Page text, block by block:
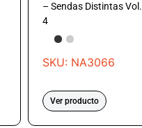
– Sendas Distintas Vol.
4
SKU: NA3066
Ver producto